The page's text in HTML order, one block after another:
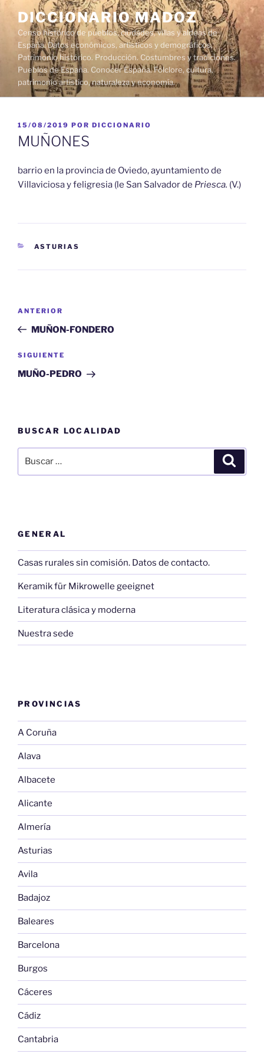
contenido
DICCIONARIO MADOZ
Censo histórico de pueblos, ciudades, villas y aldeas de
España. Datos económicos, artísticos y demográficos.
Patrimonio histórico. Producción. Costumbres y tradiciones.
Pueblos de España. Conocer España. Folclore, cultura,
patrimonio artístico, naturaleza y economía.
PUBLICADO
EL
15/08/2019 POR DICCIONARIO
MUÑONES
barrio en la provincia de Oviedo, ayuntamiento de
Villaviciosa y feligresia (le San Salvador de Priesca. (V.)
CATEGORÍAS
ASTURIAS
entradas
Entrada
anterior:
ANTERIOR
MUÑON-FONDERO
Siguiente
entrada
SIGUIENTE
MUÑO-PEDRO
BUSCAR LOCALIDAD
por:
GENERAL
Casas rurales sin comisión. Datos de contacto.
Keramik für Mikrowelle geeignet
Literatura clásica y moderna
Nuestra sede
PROVINCIAS
A Coruña
Alava
Albacete
Alicante
Almería
Asturias
Avila
Badajoz
Baleares
Barcelona
Burgos
Cáceres
Cádiz
Cantabria